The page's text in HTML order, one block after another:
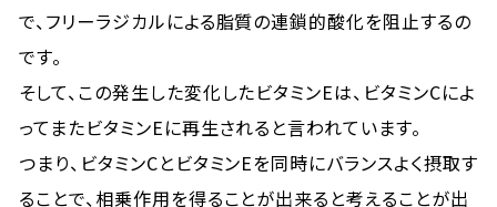
で、フリーラジカルによる脂質の連鎖的酸化を阻止するの
です。
そして、この発生した変化したビタミンEは、ビタミンCによ
ってまたビタミンEに再生されると言われています。
つまり、ビタミンCとビタミンEを同時にバランスよく摂取す
ることで、相乗作用を得ることが出来ると考えることが出